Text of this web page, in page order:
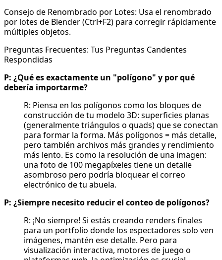
Consejo de Renombrado por Lotes: Usa el renombrado
por lotes de Blender (Ctrl+F2) para corregir rápidamente
múltiples objetos.
Preguntas Frecuentes: Tus Preguntas Candentes
Respondidas
P: ¿Qué es exactamente un "polígono" y por qué
debería importarme?
R: Piensa en los polígonos como los bloques de
construcción de tu modelo 3D: superficies planas
(generalmente triángulos o quads) que se conectan
para formar la forma. Más polígonos = más detalle,
pero también archivos más grandes y rendimiento
más lento. Es como la resolución de una imagen:
una foto de 100 megapíxeles tiene un detalle
asombroso pero podría bloquear el correo
electrónico de tu abuela.
P: ¿Siempre necesito reducir el conteo de polígonos?
R: ¡No siempre! Si estás creando renders finales
para un portfolio donde los espectadores solo ven
imágenes, mantén ese detalle. Pero para
visualización interactiva, motores de juego o